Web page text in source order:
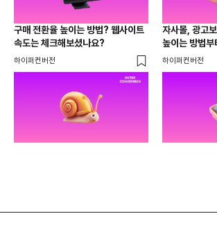
구매 전환율 높이는 방법? 웹사이트
속도는 체크해보셨나요?
하이퍼컨버전
자사몰, 광고
높이는 방법
하이퍼컨버전